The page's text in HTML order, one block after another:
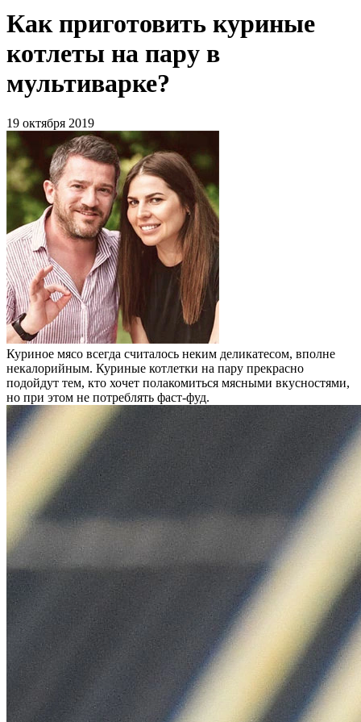
Как приготовить куриные
котлеты на пару в
мультиварке?
19 октября 2019
Куриное мясо всегда считалось неким деликатесом, вполне
некалорийным. Куриные котлетки на пару прекрасно
подойдут тем, кто хочет полакомиться мясными вкусностями,
но при этом не потреблять фаст-фуд.